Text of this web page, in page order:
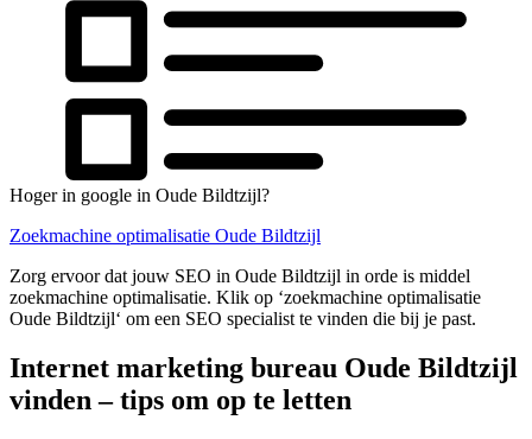
Hoger in google in Oude Bildtzijl?
Zoekmachine optimalisatie Oude Bildtzijl
Zorg ervoor dat jouw SEO in Oude Bildtzijl in orde is middel
zoekmachine optimalisatie. Klik op ‘zoekmachine optimalisatie
Oude Bildtzijl‘ om een SEO specialist te vinden die bij je past.
Internet marketing bureau Oude Bildtzijl
vinden – tips om op te letten